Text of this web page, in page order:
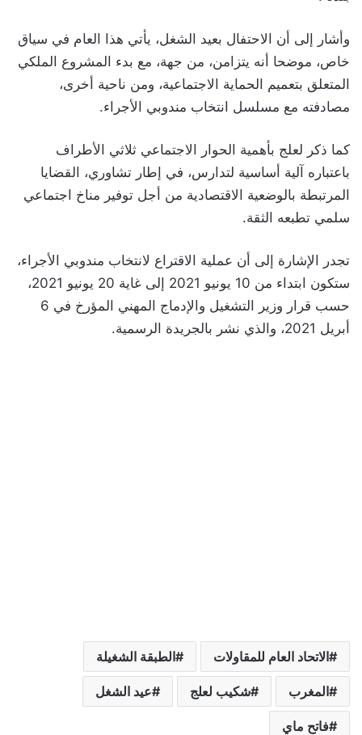
وأشار إلى أن الاحتفال بعيد الشغل، يأتي هذا العام في سياق
خاص، موضحا أنه يتزامن، من جهة، مع بدء المشروع الملكي
المتعلق بتعميم الحماية الاجتماعية، ومن ناحية أخرى،
مصادفته مع مسلسل انتخاب مندوبي الأجراء.
كما ذكر لعلج بأهمية الحوار الاجتماعي ثلاثي الأطراف
باعتباره آلية أساسية لتدارس، في إطار تشاوري، القضايا
المرتبطة بالوضعية الاقتصادية من أجل توفير مناخ اجتماعي
سلمي تطبعه الثقة.
تجدر الإشارة إلى أن عملية الاقتراع لانتخاب مندوبي الأجراء،
ستكون ابتداء من 10 يونيو 2021 إلى غاية 20 يونيو 2021،
حسب قرار وزير التشغيل والإدماج المهني المؤرخ في 6
أبريل 2021، والذي نشر بالجريدة الرسمية.
الاتحاد العام للمقاولات الطبقة الشغيلة
المغرب شكيب لعلج عيد الشغل
فاتح ماي